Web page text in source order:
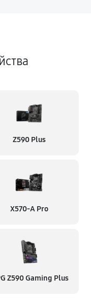
Z590 Plus
X570-A Pro
Z590 Gaming Plus